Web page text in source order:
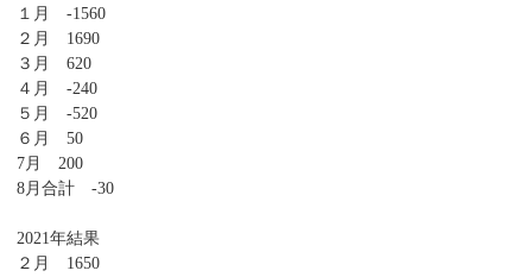
１月 -1560
２月 1690
３月 620
４月 -240
５月 -520
６月 50
7月 200
8月合計 -30
2021年結果
２月 1650